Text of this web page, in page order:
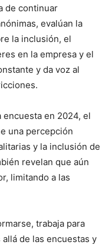
de continuar
evalúan la
la inclusión, el
en la empresa y el
y da voz al
en 2024, el
una percepción
y la inclusión de
revelan que aún
limitando a las
trabaja para
de las encuestas y